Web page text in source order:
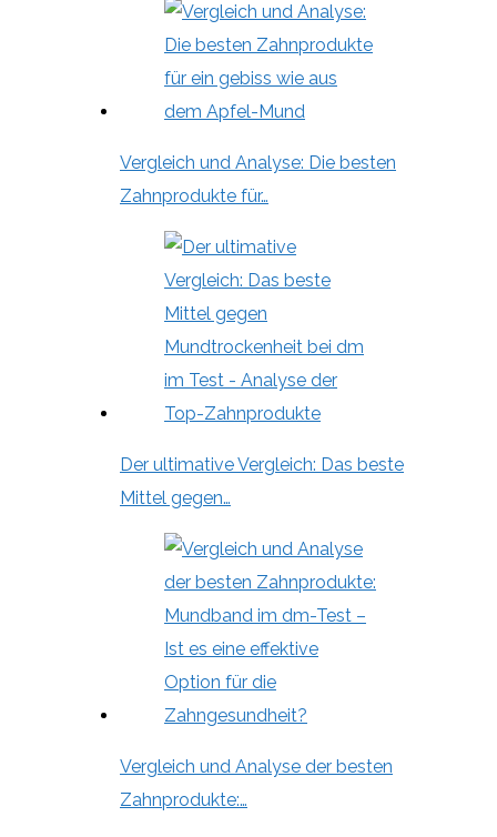
Vergleich und Analyse: Die besten
Zahnprodukte für…
Der ultimative Vergleich: Das beste
Mittel gegen…
Vergleich und Analyse der besten
Zahnprodukte:…